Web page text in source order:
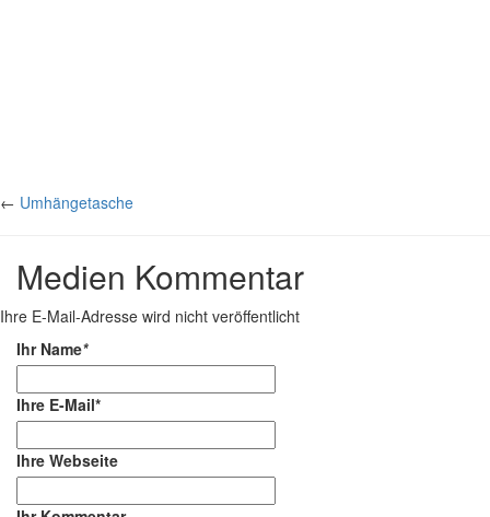
← Umhängetasche
Medien Kommentar
Ihre E-Mail-Adresse wird nicht veröffentlicht
Ihr Name*
Ihre E-Mail*
Ihre Webseite